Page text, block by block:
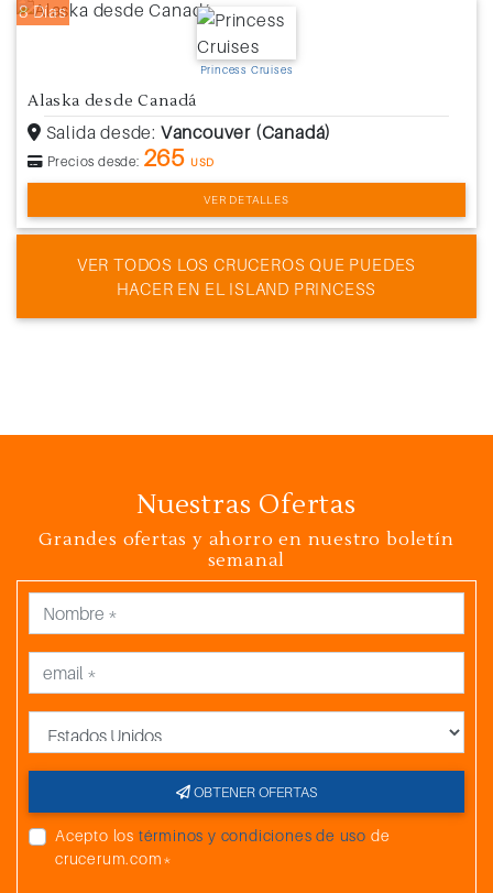
8 Días
Princess Cruises
Alaska desde Canadá
Salida desde: Vancouver (Canadá)
Precios desde: 265 USD
VER DETALLES
VER TODOS LOS CRUCEROS QUE PUEDES
HACER EN EL ISLAND PRINCESS
Nuestras Ofertas
Grandes ofertas y ahorro en nuestro boletín
semanal
OBTENER OFERTAS
Acepto los términos y condiciones de uso de
crucerum.com*